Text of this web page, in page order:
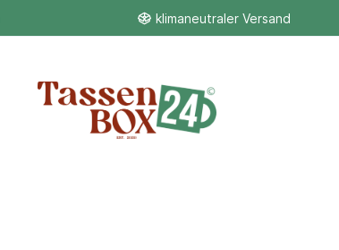
klimaneutraler Versand